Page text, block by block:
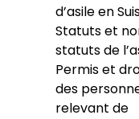
d’asile en
Statuts et
statuts de
Permis et
des
relevant de